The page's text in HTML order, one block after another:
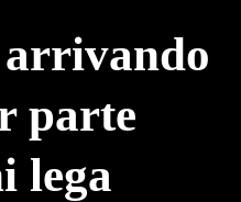
arrivando
parte
lega